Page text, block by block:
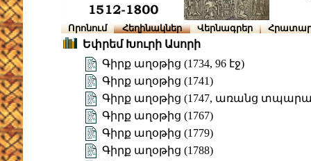
Որոնում Հեղինակներ Վերնագրեր
Եփրեմ Խուրի Ասորի
Գիրք աղօթից (1734, 96 էջ)
Գիրք աղօթից (1741)
Գիրք աղօթից (1747, առանց
Գիրք աղօթից (1767)
Գիրք աղօթից (1779)
Գիրք աղօթից (1788)